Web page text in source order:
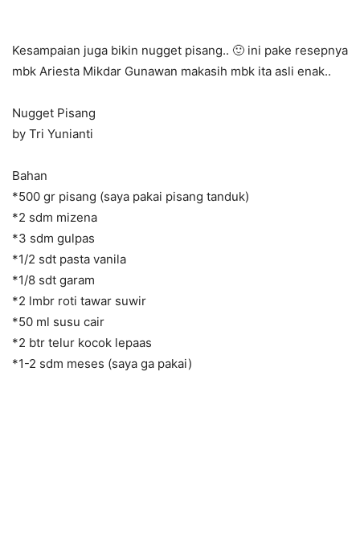
Kesampaian juga bikin nugget pisang.. 🙂 ini pake resepnya
mbk Ariesta Mikdar Gunawan makasih mbk ita asli enak..
Nugget Pisang
by Tri Yunianti
Bahan
*500 gr pisang (saya pakai pisang tanduk)
*2 sdm mizena
*3 sdm gulpas
*1/2 sdt pasta vanila
*1/8 sdt garam
*2 lmbr roti tawar suwir
*50 ml susu cair
*2 btr telur kocok lepaas
*1-2 sdm meses (saya ga pakai)